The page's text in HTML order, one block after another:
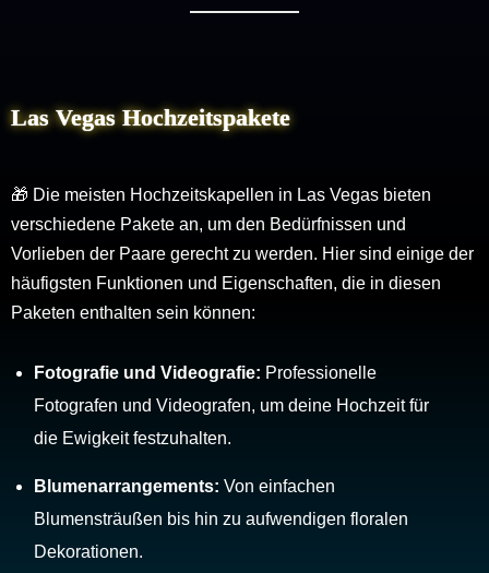
Las Vegas Hochzeitspakete
🎁 Die meisten Hochzeitskapellen in Las Vegas bieten
verschiedene Pakete an, um den Bedürfnissen und
Vorlieben der Paare gerecht zu werden. Hier sind einige der
häufigsten Funktionen und Eigenschaften, die in diesen
Paketen enthalten sein können:
Fotografie und Videografie: Professionelle
Fotografen und Videografen, um deine Hochzeit für
die Ewigkeit festzuhalten.
Blumenarrangements: Von einfachen
Blumensträußen bis hin zu aufwendigen floralen
Dekorationen.